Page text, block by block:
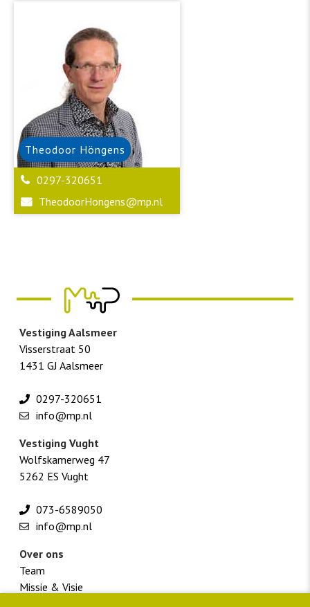
Theodoor Höngens
0297-320651
TheodoorHongens@mp.nl
Vestiging Aalsmeer
Visserstraat 50
1431 GJ Aalsmeer
0297-320651
info@mp.nl
Vestiging Vught
Wolfskamerweg 47
5262 ES Vught
073-6589050
info@mp.nl
Over ons
Team
Missie & Visie